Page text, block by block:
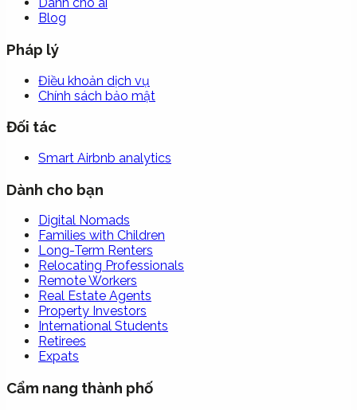
Blog
Pháp lý
Điều khoản dịch vụ
Chính sách bảo mật
Đối tác
Smart Airbnb analytics
Dành cho bạn
Digital Nomads
Families with Children
Long-Term Renters
Relocating Professionals
Remote Workers
Real Estate Agents
Property Investors
International Students
Retirees
Expats
Cẩm nang thành phố